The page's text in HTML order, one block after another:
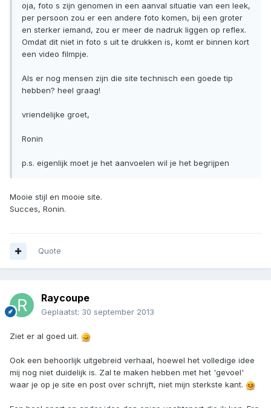
oja, foto s zijn genomen in een aanval situatie van een leek,
per persoon zou er een andere foto komen, bij een groter
en sterker iemand, zou er meer de nadruk liggen op reflex.
Omdat dit niet in foto s uit te drukken is, komt er binnen kort
een video filmpje.
Als er nog mensen zijn die site technisch een goede tip
hebben? heel graag!
vriendelijke groet,
Ronin
p.s. eigenlijk moet je het aanvoelen wil je het begrijpen
Mooie stijl en mooie site.
Succes, Ronin.
Quote
Raycoupe
Geplaatst: 30 september 2013
Ziet er al goed uit.
Ook een behoorlijk uitgebreid verhaal, hoewel het volledige idee
mij nog niet duidelijk is. Zal te maken hebben met het 'gevoel'
waar je op je site en post over schrijft, niet mijn sterkste kant.